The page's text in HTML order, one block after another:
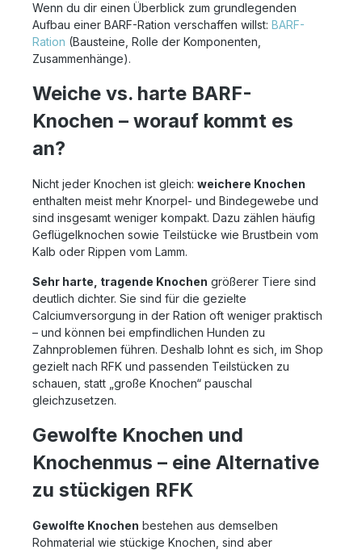
Wenn du dir einen Überblick zum grundlegenden
Aufbau einer BARF-Ration verschaffen willst: BARF-
Ration (Bausteine, Rolle der Komponenten,
Zusammenhänge).
Weiche vs. harte BARF-
Knochen – worauf kommt es
an?
Nicht jeder Knochen ist gleich: weichere Knochen
enthalten meist mehr Knorpel- und Bindegewebe und
sind insgesamt weniger kompakt. Dazu zählen häufig
Geflügelknochen sowie Teilstücke wie Brustbein vom
Kalb oder Rippen vom Lamm.
Sehr harte, tragende Knochen größerer Tiere sind
deutlich dichter. Sie sind für die gezielte
Calciumversorgung in der Ration oft weniger praktisch
– und können bei empfindlichen Hunden zu
Zahnproblemen führen. Deshalb lohnt es sich, im Shop
gezielt nach RFK und passenden Teilstücken zu
schauen, statt „große Knochen“ pauschal
gleichzusetzen.
Gewolfte Knochen und
Knochenmus – eine Alternative
zu stückigen RFK
Gewolfte Knochen bestehen aus demselben
Rohmaterial wie stückige Knochen, sind aber